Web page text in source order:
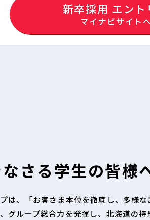
新卒採用 エント
マイナビサイトへ
さる学生の皆様
は、「お客さま本位を徹底し、多様
グループ総合力を発揮し、北海道の